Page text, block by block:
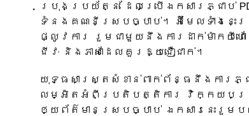
ប្រុងប្រយ័ត្ន ដែលប្រើឯកសារភ្ជាប់
ទំនងគណនីស្របច្បាប់។ អ៊ីមែលទាំងនេះត្
ផ្លូវការ រួមជាមួយនឹងការដាក់ម៉ាកយីហ
ជីវៈ និងភាសាដែលគួរឱ្យជឿជាក់។
យុទ្ធសាស្ត្រ​សំខាន់​ពាក់ព័ន្ធ​នឹង​ការភ្ជ
លម្អិត​អំពី​ប្រតិបត្តិការ វិក្កយប
ឲ្យ​ព័ត៌មាន​ស្របច្បាប់ ឯកសារ​នេះ​រួម​